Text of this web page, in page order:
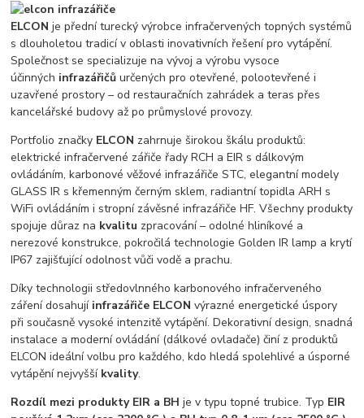
ELCON je přední turecký výrobce infračervených topných systémů
s dlouholetou tradicí v oblasti inovativních řešení pro vytápění.
Společnost se specializuje na vývoj a výrobu vysoce
účinných infrazářičů určených pro otevřené, polootevřené i
uzavřené prostory – od restauračních zahrádek a teras přes
kancelářské budovy až po průmyslové provozy.
Portfolio značky ELCON zahrnuje širokou škálu produktů:
elektrické infračervené zářiče řady RCH a EIR s dálkovým
ovládáním, karbonové věžové infrazářiče STC, elegantní modely
GLASS IR s křemenným černým sklem, radiantní topidla ARH s
WiFi ovládáním i stropní závěsné infrazářiče HF. Všechny produkty
spojuje důraz na kvalitu zpracování – odolné hliníkové a
nerezové konstrukce, pokročilá technologie Golden IR lamp a krytí
IP67 zajišťující odolnost vůči vodě a prachu.
Díky technologii středovlnného karbonového infračerveného
záření dosahují infrazářiče ELCON výrazné energetické úspory
při současně vysoké intenzitě vytápění. Dekorativní design, snadná
instalace a moderní ovládání (dálkové ovladače) činí z produktů
ELCON ideální volbu pro každého, kdo hledá spolehlivé a úsporné
vytápění nejvyšší kvality.
Rozdíl mezi produkty EIR a BH je v typu topné trubice. Typ EIR